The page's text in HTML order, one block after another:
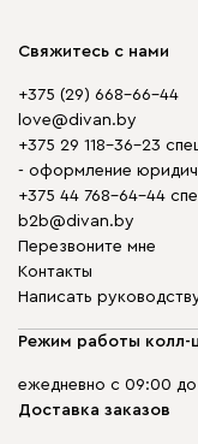
Свяжитесь с нами
+375 (29) 668-66-44
love@divan.by
+375 29 118-36-23
- оформление
+375 44 768-64-44
b2b@divan.by
Перезвоните мне
Контакты
Написать
Режим работы колл-
ежедневно с 09:00 до
Доставка заказов